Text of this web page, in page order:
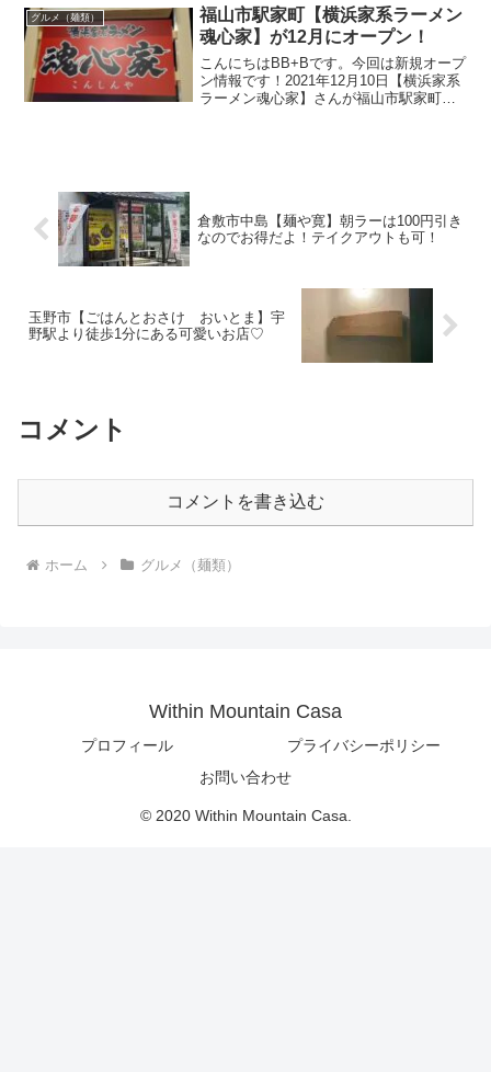
メニュー・駐車場のことなど情報をまと
めてみましたのでぜひ...
グルメ（麺類）
福山市駅家町【横浜家系ラーメン
魂心家】が12月にオープン！
こんにちはBB+Bです。今回は新規オープ
ン情報です！2021年12月10日【横浜家系
ラーメン魂心家】さんが福山市駅家町に
倉敷市中島【麺や寛】朝ラーは100円引き
なのでお得だよ！テイクアウトも可！
玉野市【ごはんとおさけ おいとま】宇
野駅より徒歩1分にある可愛いお店♡
コメント
コメントを書き込む
ホーム グルメ（麺類）
Within Mountain Casa
プロフィール
プライバシーポリシー
お問い合わせ
© 2020 Within Mountain Casa.